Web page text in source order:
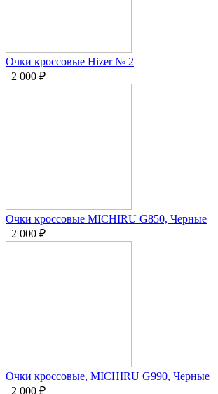
Очки кроссовые Hizer № 2
2 000 ₽
Очки кроссовые MICHIRU G850, Черные
2 000 ₽
Очки кроссовые, MICHIRU G990, Черные
2 000 ₽